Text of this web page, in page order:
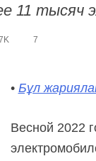
11 тысяч
7
• Бұл
Весной 2022